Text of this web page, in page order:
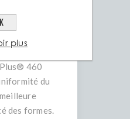
excellent.
planéité de
460
du
des formes.
plus